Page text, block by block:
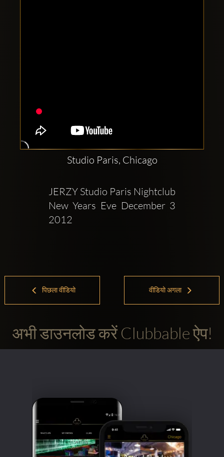
Studio Paris, Chicago
JERZY Studio Paris Nightclub
New Years Eve December 3
2012
पिछला वीडियो वीडियो अगला
अभी डाउनलोड करें Clubbable ऐप!